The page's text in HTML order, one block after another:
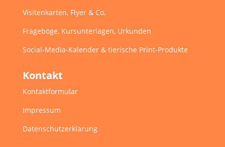
Visitenkarten, Flyer & Co.
Frageböge, Kursunterlagen, Urkunden
Social-Media-Kalender & tierische Print-Produkte
Kontakt
Kontaktformular
Impressum
Datenschutzerklärung